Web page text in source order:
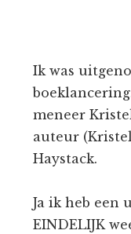
Ik was
meneer
auteur
Haystack.
Ja ik heb een
EINDELIJK